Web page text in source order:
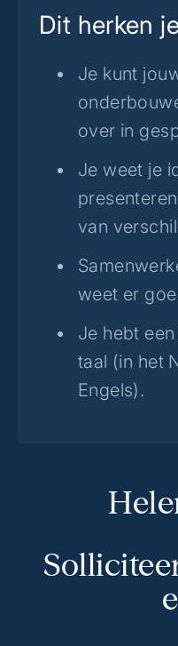
Dit herken
Je kunt
over in
Je weet je
van
weet er
Je hebt
taal (in het
Engels).